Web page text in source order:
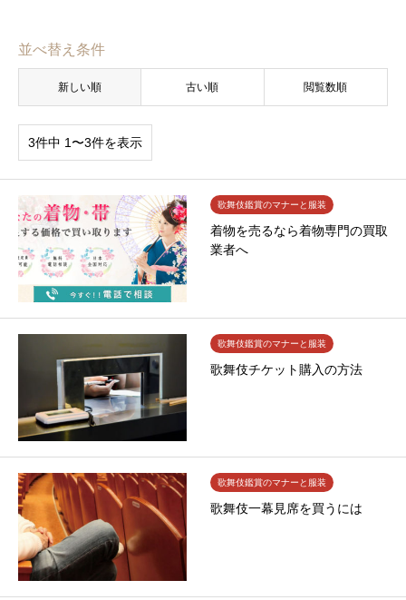
並べ替え条件
新しい順 古い順 閲覧数順
3件中 1〜3件を表示
歌舞伎鑑賞のマナーと服装
着物を売るなら着物専門の買取
業者へ
歌舞伎鑑賞のマナーと服装
歌舞伎チケット購入の方法
歌舞伎鑑賞のマナーと服装
歌舞伎一幕見席を買うには